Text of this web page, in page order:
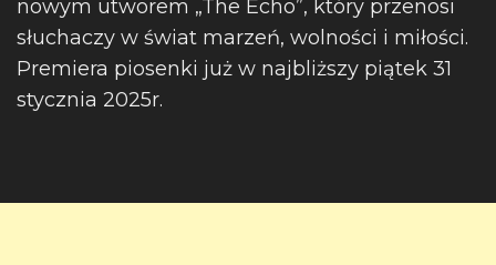
nowym utworem „The Echo”, który przenosi
słuchaczy w świat marzeń, wolności i miłości.
Premiera piosenki już w najbliższy piątek 31
stycznia 2025r.